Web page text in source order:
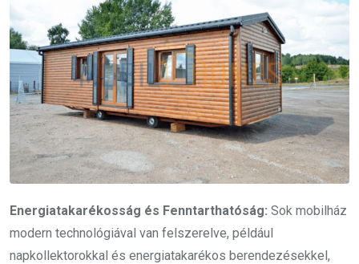
Energiatakarékosság és Fenntarthatóság: Sok mobilház
modern technológiával van felszerelve, például
napkollektorokkal és energiatakarékos berendezésekkel,